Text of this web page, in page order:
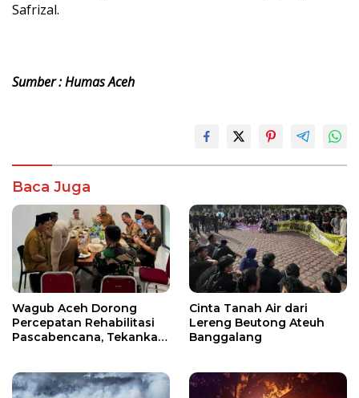
Safrizal.
Sumber : Humas Aceh
Baca Juga
Wagub Aceh Dorong
Percepatan Rehabilitasi
Pascabencana, Tekankan
Cinta Tanah Air dari
Lereng Beutong Ateuh
Banggalang